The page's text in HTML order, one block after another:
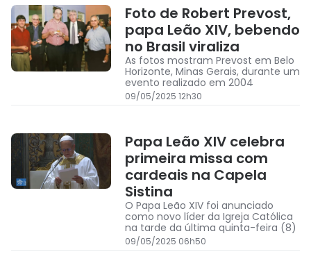
Foto de Robert Prevost,
papa Leão XIV, bebendo
no Brasil viraliza
As fotos mostram Prevost em Belo
Horizonte, Minas Gerais, durante um
evento realizado em 2004
09/05/2025 12h30
Papa Leão XIV celebra
primeira missa com
cardeais na Capela
Sistina
O Papa Leão XIV foi anunciado
como novo líder da Igreja Católica
na tarde da última quinta-feira (8)
09/05/2025 06h50